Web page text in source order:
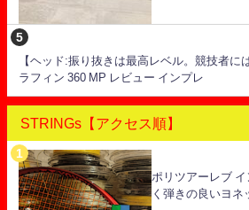
【ヘッド:振り抜きは最高レベル。競技者に
ラフィン 360 MP レビュー インプレ
STRINGs【アクセス順】
ポリツアーレブ
く弾きの良いヨネ